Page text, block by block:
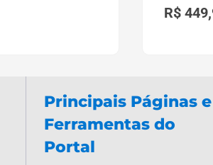
R$
Principais Páginas e
Ferramentas do
Portal